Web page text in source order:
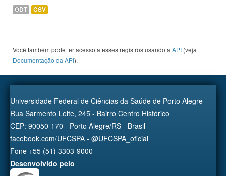
ODT CSV
Você também pode ter acesso a esses registros usando a API (veja
Documentação da API).
Universidade Federal de Ciências da Saúde de Porto Alegre
Rua Sarmento Leite, 245 - Bairro Centro Histórico
CEP: 90050-170 - Porto Alegre/RS - Brasil
facebook.com/UFCSPA - @UFCSPA_oficial
Fone +55 (51) 3303-9000
Desenvolvido pelo